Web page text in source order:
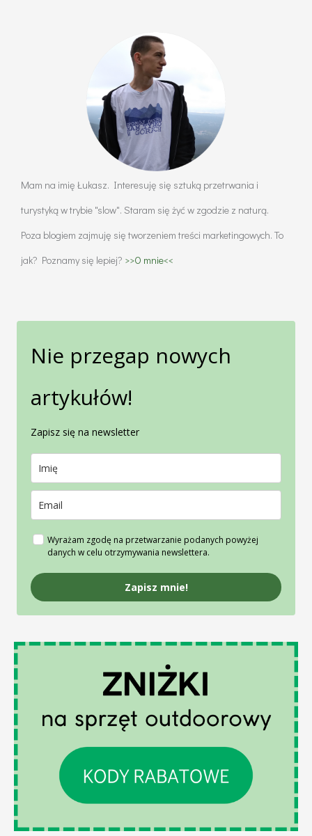
Mam na imię Łukasz. Interesuję się sztuką przetrwania i
turystyką w trybie "slow". Staram się żyć w zgodzie z naturą.
Poza blogiem zajmuję się tworzeniem treści marketingowych. To
jak? Poznamy się lepiej? >>O mnie<<
Nie przegap nowych
artykułów!
Zapisz się na newsletter
Wyrażam zgodę na przetwarzanie podanych powyżej
danych w celu otrzymywania newslettera.
Zapisz mnie!